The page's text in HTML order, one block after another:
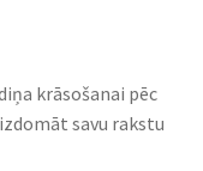
krāsošanai pēc
savu rakstu